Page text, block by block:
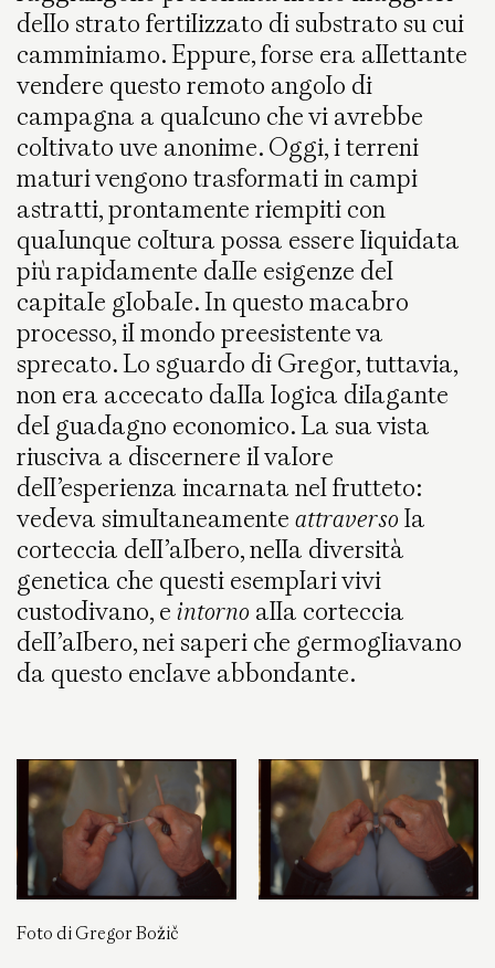
dello strato fertilizzato di substrato su cui
camminiamo. Eppure, forse era allettante
vendere questo remoto angolo di
campagna a qualcuno che vi avrebbe
coltivato uve anonime. Oggi, i terreni
maturi vengono trasformati in campi
astratti, prontamente riempiti con
qualunque coltura possa essere liquidata
più rapidamente dalle esigenze del
capitale globale. In questo macabro
processo, il mondo preesistente va
sprecato. Lo sguardo di Gregor, tuttavia,
non era accecato dalla logica dilagante
del guadagno economico. La sua vista
riusciva a discernere il valore
dell’esperienza incarnata nel frutteto:
vedeva simultaneamenteattraversola
corteccia dell’albero, nella diversità
genetica che questi esemplari vivi
custodivano, eintorno alla corteccia
dell’albero, nei saperi che germogliavano
da questo enclave abbondante.
Foto di Gregor Božič